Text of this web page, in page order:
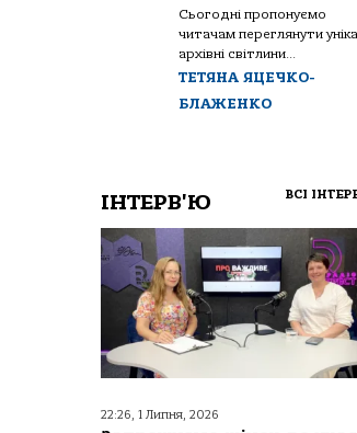
Сьогодні пропонуємо
читачам переглянути
архівні світлини...
ТЕТЯНА ЯЦЕЧКО-
БЛАЖЕНКО
ІНТЕРВ'Ю ВСІ
22:26, 1 Липня, 2026